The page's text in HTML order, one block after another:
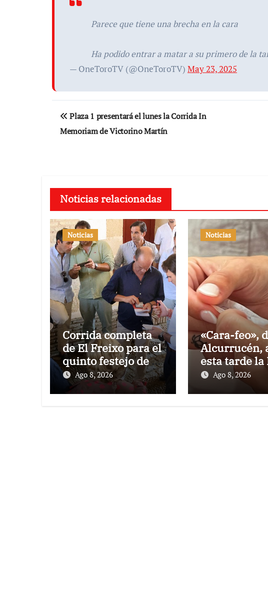
Parece que tiene una brecha en la cara
Ha podido entrar a matar a su primero de la
— OneToroTV (@OneToroTV) May 23, 2025
Navegación
de
Plaza 1 presentará el lunes la Corrida In
Memoriam de Victorino Martín
Noticias relacionadas
Noticias
Corrida completa
de El Freixo para el
quinto festejo de la
Temporada de
Verano en El
Ago 8, 2026
Noticias
«Cara-feo»,
Alcurrucén,
esta tarde la
de laAgo 8, 2026